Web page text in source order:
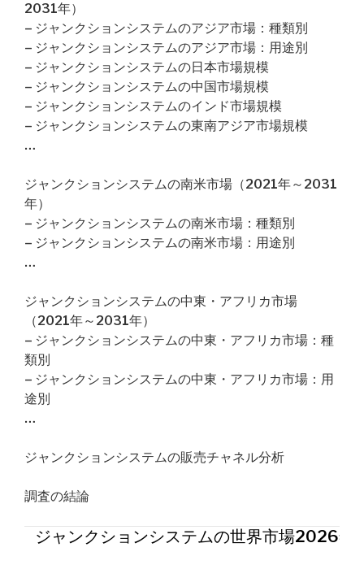
2031年）
– ジャンクションシステムのアジア市場：種類別
– ジャンクションシステムのアジア市場：用途別
– ジャンクションシステムの日本市場規模
– ジャンクションシステムの中国市場規模
– ジャンクションシステムのインド市場規模
– ジャンクションシステムの東南アジア市場規模
…
ジャンクションシステムの南米市場（2021年～2031
年）
– ジャンクションシステムの南米市場：種類別
– ジャンクションシステムの南米市場：用途別
…
ジャンクションシステムの中東・アフリカ市場
（2021年～2031年）
– ジャンクションシステムの中東・アフリカ市場：種
類別
– ジャンクションシステムの中東・アフリカ市場：用
途別
…
ジャンクションシステムの販売チャネル分析
調査の結論
ジャンクションシステムの世界市場2026年